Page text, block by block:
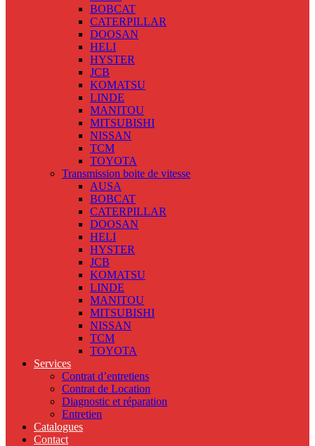
BOBCAT
CATERPILLAR
DOOSAN
HELI
HYSTER
JCB
KOMATSU
LINDE
MANITOU
MITSUBISHI
NISSAN
TCM
TOYOTA
Transmission boite de vitesse
AUSA
BOBCAT
CATERPILLAR
DOOSAN
HELI
HYSTER
JCB
KOMATSU
LINDE
MANITOU
MITSUBISHI
NISSAN
TCM
TOYOTA
Services
Contrat d’entretiens
Contrat de Location
Diagnostic et réparation
Entretien
Catalogues
Contact